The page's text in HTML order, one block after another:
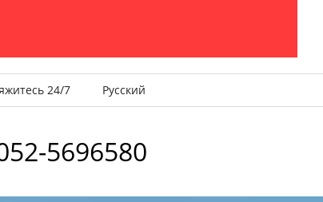
24/7 Русский
5696580